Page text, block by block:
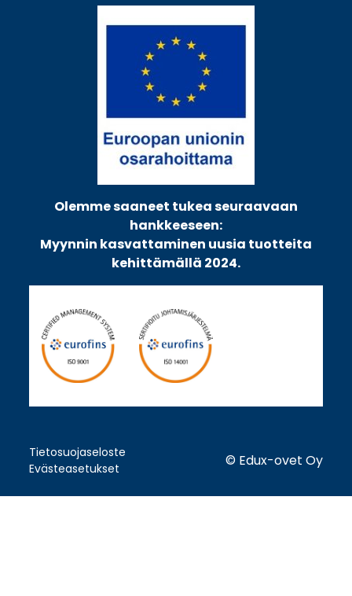
Olemme saaneet tukea seuraavaan
hankkeeseen:
Myynnin kasvattaminen uusia tuotteita
kehittämällä 2024.
Tietosuojaseloste
Evästeasetukset
© Edux-ovet Oy